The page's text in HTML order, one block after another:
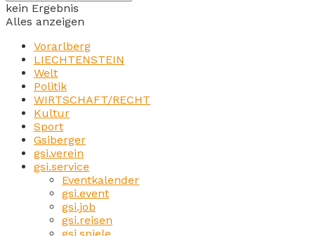
kein Ergebnis
Alles anzeigen
Vorarlberg
LIECHTENSTEIN
Welt
Politik
WIRTSCHAFT/RECHT
Kultur
Sport
Gsiberger
gsi.verein
gsi.service
Eventkalender
gsi.event
gsi.job
gsi.reisen
gsi.spiele